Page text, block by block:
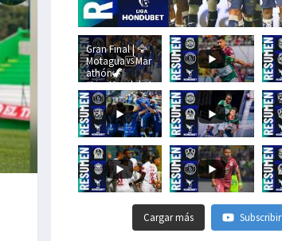
Gran Final | 🦅
Motagua🆚Mar
athón🦖
#LigaHondubet
Cargar más Subscribir